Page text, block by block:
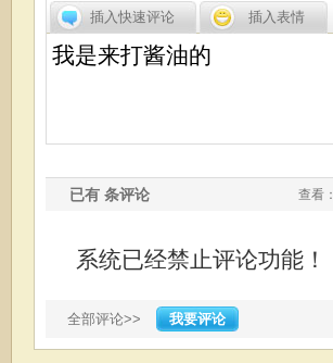
插入快速评论 插入表情
已有 条评论 查看：
系统已经禁止评论功能！
全部评论>> 我要评论